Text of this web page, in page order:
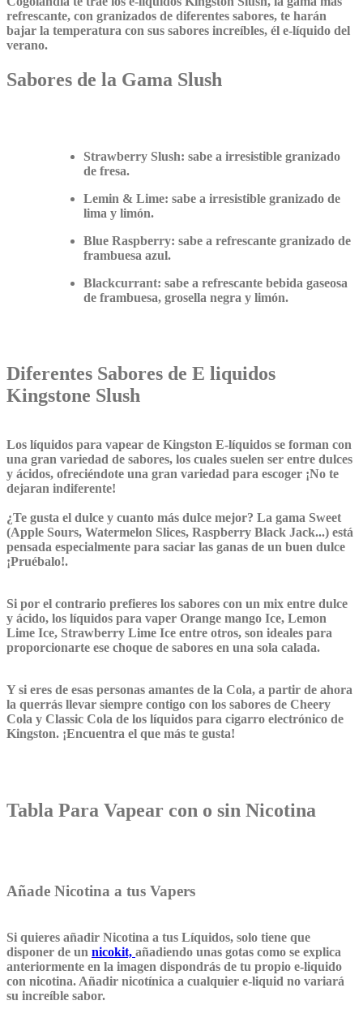
refrescante, con granizados de diferentes sabores, te harán
bajar la temperatura con sus sabores increíbles, él e-líquido del
verano.
Sabores de la Gama Slush
Strawberry Slush: sabe a irresistible granizado
de fresa.
Lemin & Lime: sabe a irresistible granizado de
lima y limón.
Blue Raspberry: sabe a refrescante granizado de
frambuesa azul.
Blackcurrant: sabe a refrescante bebida gaseosa
de frambuesa, grosella negra y limón.
Diferentes Sabores de E liquidos
Kingstone Slush
Los líquidos para vapear de Kingston E-líquidos se forman con
una gran variedad de sabores, los cuales suelen ser entre dulces
y ácidos, ofreciéndote una gran variedad para escoger ¡No te
dejaran indiferente!
¿Te gusta el dulce y cuanto más dulce mejor? La gama Sweet
(Apple Sours, Watermelon Slices, Raspberry Black Jack...) está
pensada especialmente para saciar las ganas de un buen dulce
¡Pruébalo!.
Si por el contrario prefieres los sabores con un mix entre dulce
y ácido, los líquidos para vaper Orange mango Ice, Lemon
Lime Ice, Strawberry Lime Ice entre otros, son ideales para
proporcionarte ese choque de sabores en una sola calada.
Y si eres de esas personas amantes de la Cola, a partir de ahora
la querrás llevar siempre contigo con los sabores de Cheery
Cola y Classic Cola de los líquidos para cigarro electrónico de
Kingston. ¡Encuentra el que más te gusta!
Tabla Para Vapear con o sin Nicotina
Añade Nicotina a tus Vapers
Si quieres añadir Nicotina a tus Líquidos, solo tiene que
disponer de un nicokit, añadiendo unas gotas como se explica
anteriormente en la imagen dispondrás de tu propio e-liquido
con nicotina. Añadir nicotínica a cualquier e-liquid no variará
su increíble sabor.